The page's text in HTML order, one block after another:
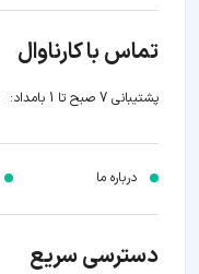
تماس با کارناوال
پشتیبانی 7 صبح تا 1 بامداد:
درباره ما
دسترسی سریع